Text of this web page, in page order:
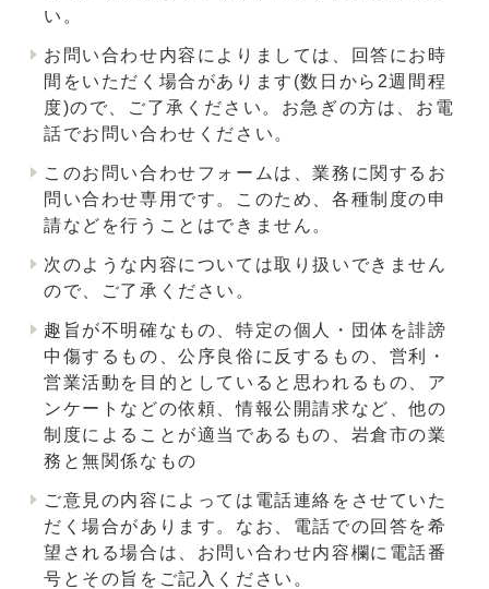
い。
お問い合わせ内容によりましては、回答にお時
間をいただく場合があります(数日から2週間程
度)ので、ご了承ください。お急ぎの方は、お電
話でお問い合わせください。
このお問い合わせフォームは、業務に関するお
問い合わせ専用です。このため、各種制度の申
請などを行うことはできません。
次のような内容については取り扱いできません
ので、ご了承ください。
趣旨が不明確なもの、特定の個人・団体を誹謗
中傷するもの、公序良俗に反するもの、営利・
営業活動を目的としていると思われるもの、ア
ンケートなどの依頼、情報公開請求など、他の
制度によることが適当であるもの、岩倉市の業
務と無関係なもの
ご意見の内容によっては電話連絡をさせていた
だく場合があります。なお、電話での回答を希
望される場合は、お問い合わせ内容欄に電話番
号とその旨をご記入ください。